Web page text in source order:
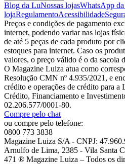
Blog da LuNossas lojasWhatsApp
lojaRegulamentoAcessibilidade
Preços e condições de pagamento
internet, podendo variar nas lojas
de até 5 peças de cada produto por
estoques para internet. Caso os
valores, o preço válido é o da sacola
O Magazine Luiza atua como
Resolução CMN nº 4.935/2021, e
crédito e operações de crédito para a
Crédito, Financiamento e
02.206.577/0001-80.
Compre pelo chat
ou compre pelo telefone:
0800 773 3838
Magazine Luiza S/A - CNPJ:
Arnulfo de Lima, 2385 - Vila Santa
471 ® Magazine Luiza – Todos os